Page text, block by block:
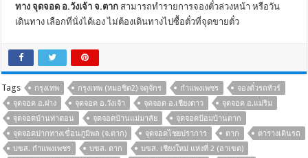
ทาง จุดจอด อ.วังเจ้า จ.ตาก สามารถทำรายการจองตั๋วล่วงหน้า หรือวัน
เดินทาง เลือกที่นั่งได้เอง ไม่ต้องเดินทางไปซื้อตั๋วที่จุดขายตั๋ว
Tags กรุงเทพ กรุงเทพ (หมอชิต2) จตุจักร กำแพงเพชร
จองตั๋วรถทัวร์
จุดจอด อ.ฝาง
จุดจอด อ.วังเจ้า จุดจอด อ.เชียงดาว
จุดจอด อ.แม่ริม
จุดจอดบ้านท่าตอน
จุดจอดบ้านแม่มาลัย
จุดจอดป้อมบ้านตาก
จุดจอดปากทางเขื่อนภูมิพล (จ.ตาก)
จุดจอดไชยปราการ ตาก
ตารางเดินรถ
บขส. กำแพงเพชร
บขส. ตาก
บขส. เชียงใหม่ แห่งที่ 2 (อาเขต)